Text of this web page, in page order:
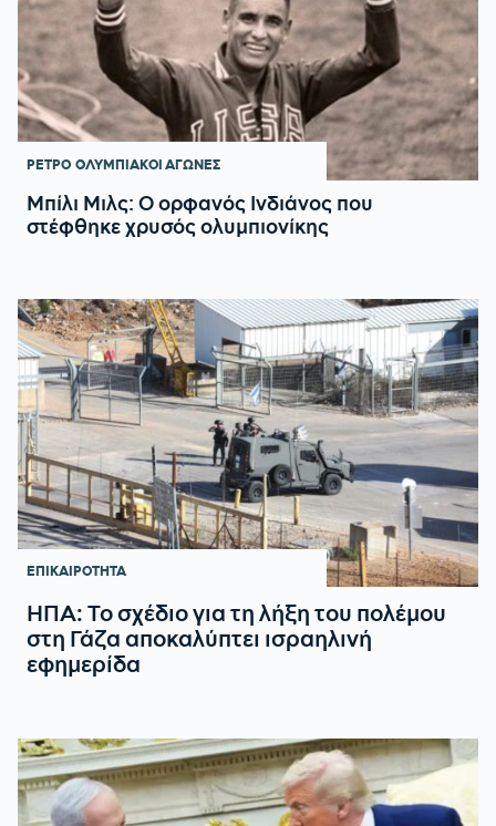
ΡΕΤΡΟ ΟΛΥΜΠΙΑΚΟΙ ΑΓΩΝΕΣ
Μπίλι Μιλς: Ο ορφανός Ινδιάνος που
στέφθηκε χρυσός ολυμπιονίκης
ΕΠΙΚΑΙΡΟΤΗΤΑ
ΗΠΑ: Το σχέδιο για τη λήξη του πολέμου
στη Γάζα αποκαλύπτει ισραηλινή
εφημερίδα